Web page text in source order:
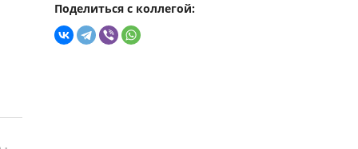
Поделиться с коллегой: